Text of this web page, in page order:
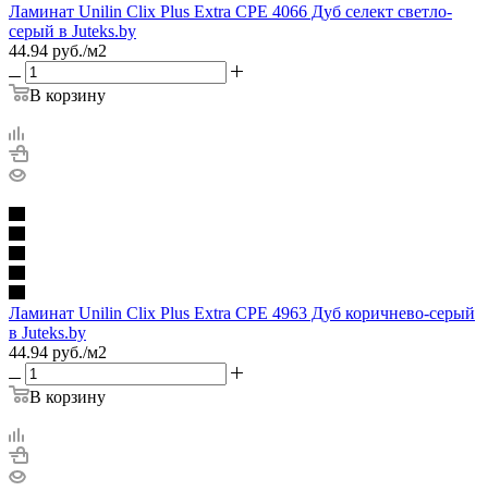
Ламинат Unilin Clix Plus Extra CPE 4066 Дуб селект светло-
серый в Juteks.by
44.94 руб./м2
В корзину
Ламинат Unilin Clix Plus Extra CPE 4963 Дуб коричнево-серый
в Juteks.by
44.94 руб./м2
В корзину